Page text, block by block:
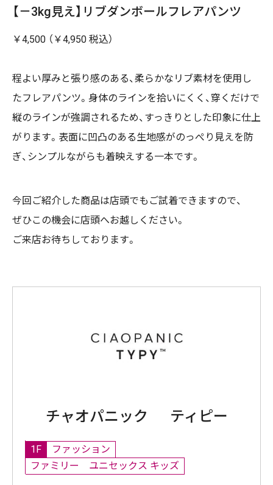
【－3kg見え】リブダンボールフレアパンツ
￥4,500 （￥4,950 税込）
程よい厚みと張り感のある、柔らかなリブ素材を使用し
たフレアパンツ。身体のラインを拾いにくく、穿くだけで
縦のラインが強調されるため、すっきりとした印象に仕上
がります。表面に凹凸のある生地感がのっぺり見えを防
ぎ、シンプルながらも着映えする一本です。
今回ご紹介した商品は店頭でもご試着できますので、
ぜひこの機会に店頭へお越しください。
ご来店お待ちしております。
チャオパニック ティピー
1F
ファッション
ファミリー ユニセックス キッズ